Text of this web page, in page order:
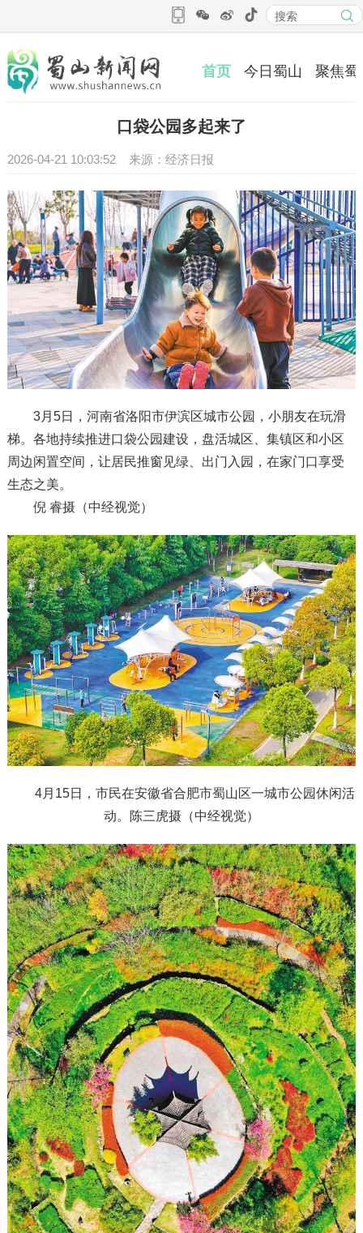
首页 今日蜀山 聚焦蜀
口袋公园多起来了
2026-04-21 10:03:52 来源：经济日报
3月5日，河南省洛阳市伊滨区城市公园，小朋友在玩滑
梯。各地持续推进口袋公园建设，盘活城区、集镇区和小区
周边闲置空间，让居民推窗见绿、出门入园，在家门口享受
生态之美。
倪 睿摄（中经视觉）
4月15日，市民在安徽省合肥市蜀山区一城市公园休闲活
动。陈三虎摄（中经视觉）